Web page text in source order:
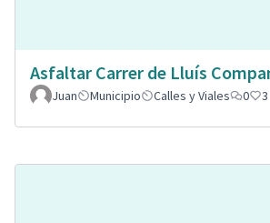
Asfaltar Carrer de Lluís
Juan
Municipio Calles y Viales 0 3